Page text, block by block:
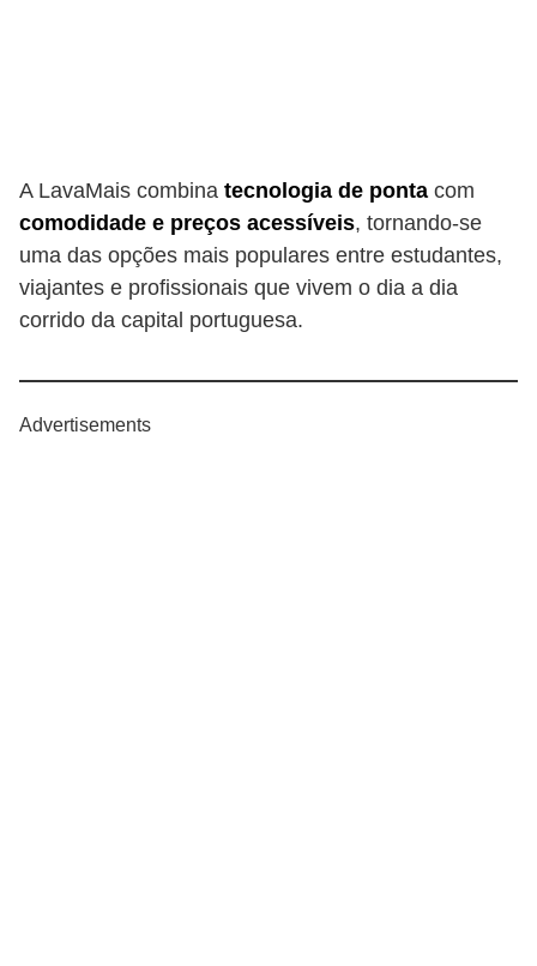
A LavaMais combina tecnologia de ponta com
comodidade e preços acessíveis, tornando-se
uma das opções mais populares entre estudantes,
viajantes e profissionais que vivem o dia a dia
corrido da capital portuguesa.
Advertisements